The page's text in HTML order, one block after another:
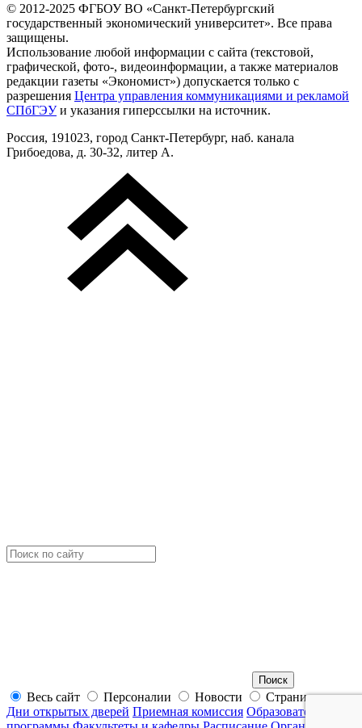
© 2012-2025 ФГБОУ ВО «Санкт-Петербургский
государственный экономический университет». Все права
защищены.
Использование любой информации с сайта (текстовой,
графической, фото-, видеоинформации, а также материалов
редакции газеты «Экономист») допускается только с
разрешения Центра управления коммуникациями и рекламой
СПбГЭУи указания гиперссылки на источник.
Россия, 191023, город Санкт-Петербург, наб. канала
Грибоедова, д. 30-32, литер А.
Весь сайт Персоналии Новости
Страницы
Дни открытых дверей Приемная комиссия Образовательные